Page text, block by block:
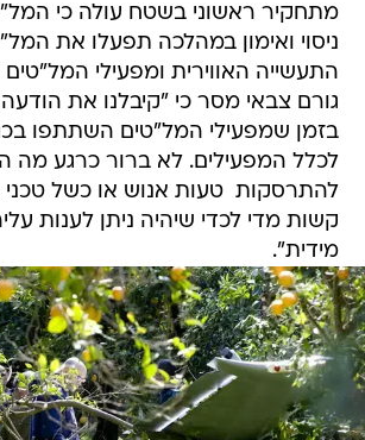
מתחקיר ראשוני בשטח עולה כי
ניסוי ואימון במהלכה תפעלו את
התעשייה האווירית ומפעילי המל"טים
גורם צבאי מסר כי "קיבלנו את
בזמן שמפעילי המל"טים השתתפו
לכלל המפעילים. לא ברור כרגע מה
להתרסקות  טעות אנוש או כשל
קשות מדי לכדי שיהיה ניתן לענות
מידית".